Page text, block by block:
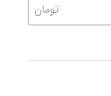
تومان